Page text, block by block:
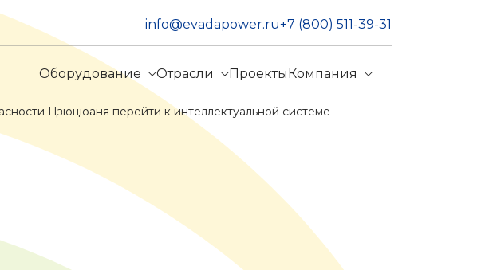
info@evadapower.ru+7 (800) 511-39-31
Оборудование Отрасли ПроектыКомпания
Цзюцюаня перейти к интеллектуальной системе